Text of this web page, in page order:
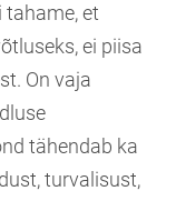
tahame, et
ei piisa
On vaja
tähendab ka
turvalisust,